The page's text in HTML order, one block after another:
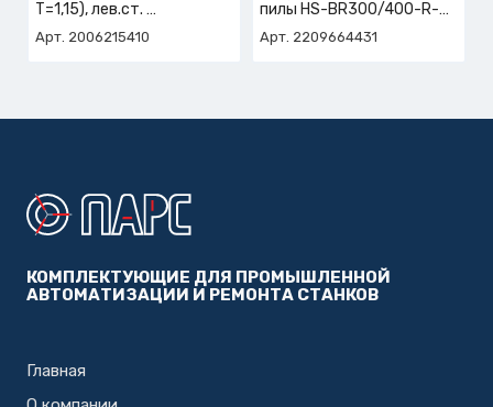
T=1,15), лев.ст.
Арт. 2006215410
пилы HS-BR300/400-R-
арт. 2-209-66-4431
Арт. 2209664431
КОМПЛЕКТУЮЩИЕ ДЛЯ ПРОМЫШЛЕННОЙ
АВТОМАТИЗАЦИИ И РЕМОНТА СТАНКОВ
Главная